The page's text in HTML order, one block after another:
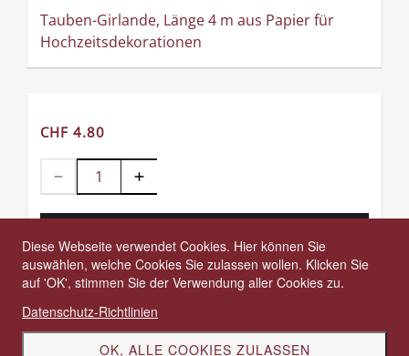
Tauben-Girlande, Länge 4 m aus Papier für
Hochzeitsdekorationen
CHF 4.80
Allgemeine Geschäftsbedingungen
Widerrufsbelehrung
Versandbedingungen
Diese Webseite verwendet Cookies. Hier können Sie
auswählen, welche Cookies Sie zulassen wollen. Klicken Sie
auf 'OK', stimmen Sie der Verwendung aller Cookies zu.
Datenschutz-Richtlinien
OK, ALLE COOKIES ZULASSEN